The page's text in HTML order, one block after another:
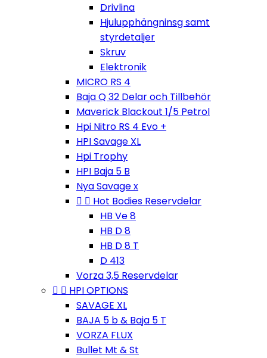
Drivlina
Hjulupphängninsg samt
styrdetaljer
Skruv
Elektronik
MICRO RS 4
Baja Q 32 Delar och Tillbehör
Maverick Blackout 1/5 Petrol
Hpi Nitro RS 4 Evo +
HPI Savage XL
Hpi Trophy
HPI Baja 5 B
Nya Savage x
  Hot Bodies Reservdelar
HB Ve 8
HB D 8
HB D 8 T
D 413
Vorza 3,5 Reservdelar
  HPI OPTIONS
SAVAGE XL
BAJA 5 b & Baja 5 T
VORZA FLUX
Bullet Mt & St